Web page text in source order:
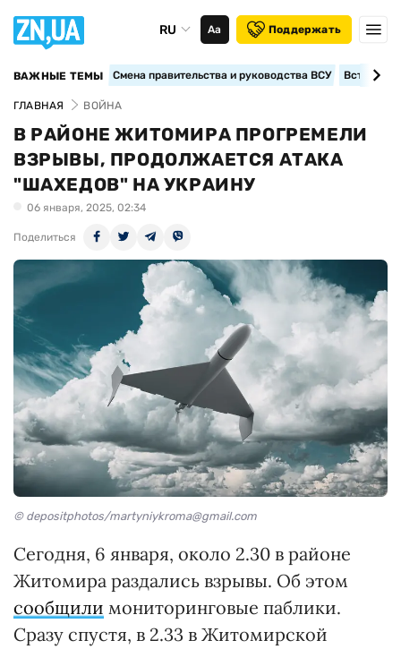
RU Аа Поддержать
ВАЖНЫЕ ТЕМЫ Смена правительства и руководства ВСУ
ГЛАВНАЯ ВОЙНА
В РАЙОНЕ ЖИТОМИРА ПРОГРЕМЕЛИ
ВЗРЫВЫ, ПРОДОЛЖАЕТСЯ АТАКА
"ШАХЕДОВ" НА УКРАИНУ
06 января, 2025, 02:34
Поделиться
© depositphotos/martyniykroma@gmail.com
Сегодня, 6 января, около 2.30 в районе
Житомира раздались взрывы. Об этом
сообщили мониторинговые паблики.
Сразу спустя, в 2.33 в Житомирской